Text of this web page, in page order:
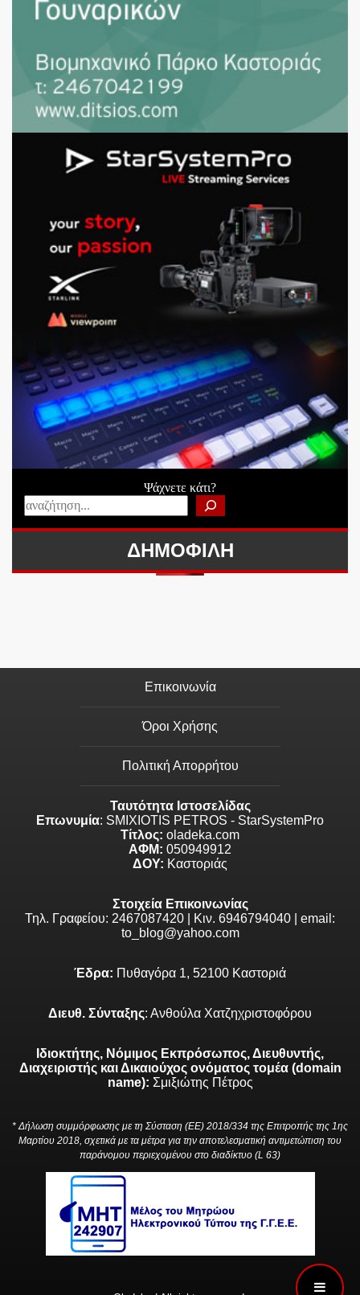
Ψάχνετε κάτι?
ΔΗΜΟΦΙΛΗ
Επικοινωνία
Όροι Χρήσης
Πολιτική Απορρήτου
Ταυτότητα Ιστοσελίδας
Επωνυμία: SMIXIOTIS PETROS - StarSystemPro
Τίτλος: oladeka.com
ΑΦΜ: 050949912
ΔΟΥ: Καστοριάς
Στοιχεία Επικοινωνίας
Τηλ. Γραφείου: 2467087420 | Κιν. 6946794040 | email:
to_blog@yahoo.com
Έδρα: Πυθαγόρα 1, 52100 Καστοριά
Διευθ. Σύνταξης: Ανθούλα Χατζηχριστοφόρου
Ιδιοκτήτης, Νόμιμος Εκπρόσωπος, Διευθυντής,
Διαχειριστής και Δικαιούχος ονόματος τομέα (domain
name): Σμιξιώτης Πέτρος
* Δήλωση συμμόρφωσης με τη Σύσταση (ΕΕ) 2018/334 της Επιτροπής της 1ης
Μαρτίου 2018, σχετικά με τα μέτρα για την αποτελεσματική αντιμετώπιση του
παράνομου περιεχομένου στο διαδίκτυο (L 63)